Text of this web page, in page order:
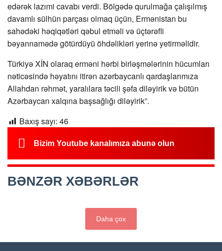
edərək lazımi cavabı verdi. Bölgədə qurulmağa çalışılmış
davamlı sülhün parçası olmaq üçün, Ermənistan bu
sahədəki həqiqətləri qəbul etməli və üçtərəfli
bəyannamədə götürdüyü öhdəlikləri yerinə yetirməlidir.
Türkiyə XİN olaraq erməni hərbi birləşmələrinin hücumları
nəticəsində həyatını itirən azərbaycanlı qardaşlarımıza
Allahdan rəhmət, yaralılara təcili şəfa diləyirik və bütün
Azərbaycan xalqına başsağlığı diləyirik”.
Baxış sayı: 46
Bizim Youtube kanalımıza abunə olun
BƏNZƏR XƏBƏRLƏR
Daha çox